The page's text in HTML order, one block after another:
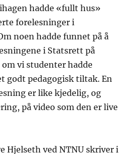
hadde «fullt hus»
forelesninger i
noen hadde funnet på å
i Statsrett på
vi studenter hadde
godt pedagogisk tiltak. En
er like kjedelig, og
på video som den er live
Hjelseth ved NTNU skriver i